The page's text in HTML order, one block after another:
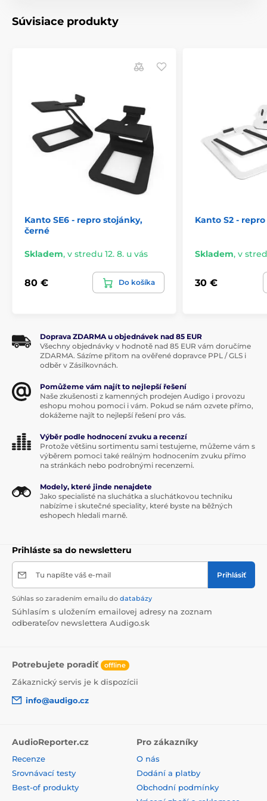
Súvisiace produkty
Kanto SE6 - repro stojánky,
černé
Skladem, v stredu 12. 8. u vás
80 € Do košíka
Kanto S2 -
Skladem, v
30 €
Doprava ZDARMA u objednávek nad 85 EUR
Všechny objednávky v hodnotě nad 85 EUR vám doručíme
ZDARMA. Sázíme přitom na ověřené dopravce PPL / GLS i
odběr v Zásilkovnách.
Pomůžeme vám najít to nejlepší řešení
Naše zkušenosti z kamenných prodejen Audigo i provozu
eshopu mohou pomoci i vám. Pokud se nám ozvete přímo,
dokážeme najít to nejlepší řešení pro vás.
Výběr podle hodnocení zvuku a recenzí
Protože většinu sortimentu sami testujeme, můžeme vám s
výběrem pomoci také reálným hodnocením zvuku přímo
na stránkách nebo podrobnými recenzemi.
Modely, které jinde nenajdete
Jako specialisté na sluchátka a sluchátkovou techniku
nabízíme i skutečné speciality, které byste na běžných
eshopech hledali marně.
Prihláste sa do newsletteru
Tu napíšte váš e-mail Prihlásiť
Súhlas so zaradením emailu do databázy
Súhlasím s uložením emailovej adresy na zoznam
odberateľov newslettera Audigo.sk
Potrebujete poradiť offline
Zákaznický servis je k dispozícii
info@audigo.cz
AudioReporter.cz
Recenze
Srovnávací testy
Best-of produkty
Pro zákazníky
O nás
Dodání a platby
Obchodní podmínky